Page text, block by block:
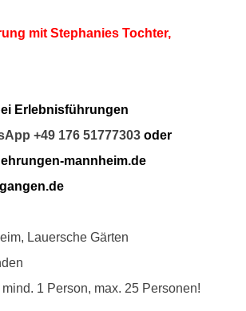
mit Stephanies Tochter,
Erlebnisführungen
+49 176 51777303 oder
mannheim.de
Lauersche Gärten
mind. 1 Person, max. 25 Personen!